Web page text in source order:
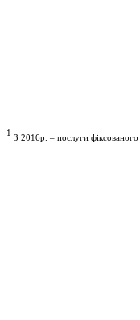
1
З 2016р. – послуги фіксованого